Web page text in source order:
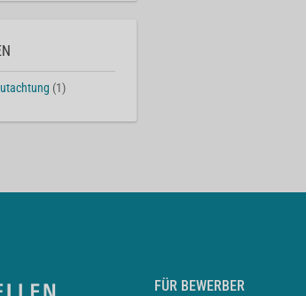
(1)
FÜR BEWERBER